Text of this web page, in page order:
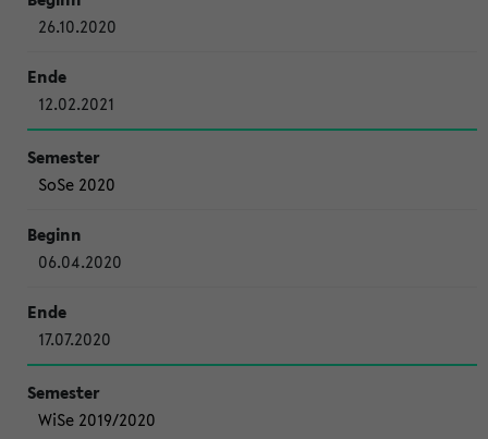
26.10.2020
12.02.2021
SoSe 2020
06.04.2020
17.07.2020
WiSe 2019/2020